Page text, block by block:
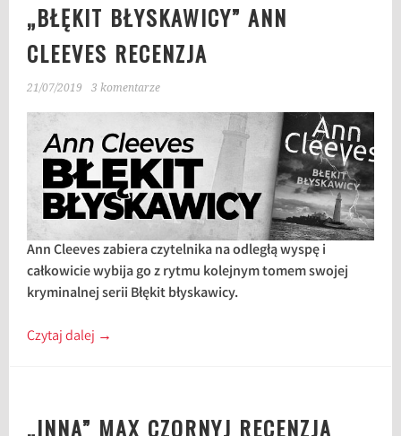
„BŁĘKIT BŁYSKAWICY” ANN
CLEEVES RECENZJA
21/07/2019 3 komentarze
Ann Cleeves zabiera czytelnika na odległą wyspę i
całkowicie wybija go z rytmu kolejnym tomem swojej
kryminalnej serii Błękit błyskawicy.
Czytaj dalej →
„INNA” MAX CZORNYJ RECENZJA